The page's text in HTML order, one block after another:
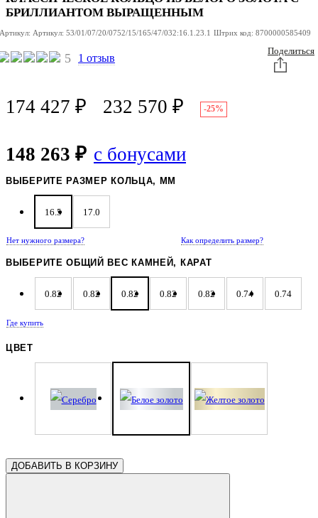
БРИЛЛИАНТОМ ВЫРАЩЕННЫМ
Артикул: Артикул: 53/01/07/20/0752/15/165/47/032:16.1.23.1 Штрих код: 8700000585409
5 1 отзыв
Поделиться
174 427 ₽ 232 570 ₽ -25%
148 263 ₽ с бонусами
ВЫБЕРИТЕ РАЗМЕР КОЛЬЦА, ММ
16.5 17.0
Нет нужного размера? Как определить размер?
ВЫБЕРИТЕ ОБЩИЙ ВЕС КАМНЕЙ, КАРАТ
0.82 0.82 0.82 0.82 0.82 0.74 0.74
Где купить
ЦВЕТ
ДОБАВИТЬ В КОРЗИНУ